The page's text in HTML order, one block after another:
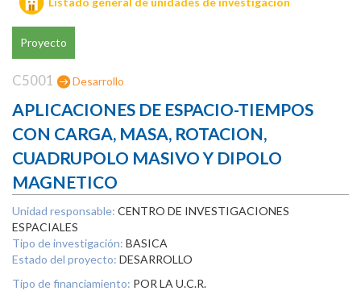
Proyecto
C5001 Desarrollo
APLICACIONES DE ESPACIO-TIEMPOS
CON CARGA, MASA, ROTACION,
CUADRUPOLO MASIVO Y DIPOLO
MAGNETICO
Unidad responsable: CENTRO DE INVESTIGACIONES
ESPACIALES
Tipo de investigación: BASICA
Estado del proyecto: DESARROLLO
Tipo de financiamiento: POR LA U.C.R.